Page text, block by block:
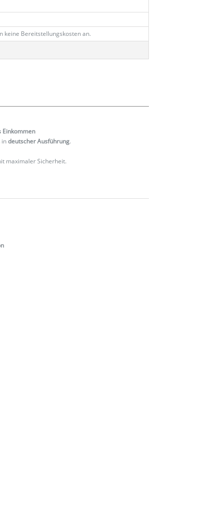
keine Bereitstellungskosten an.
Einkommen
indeutscher Ausführung.
maximaler Sicherheit.